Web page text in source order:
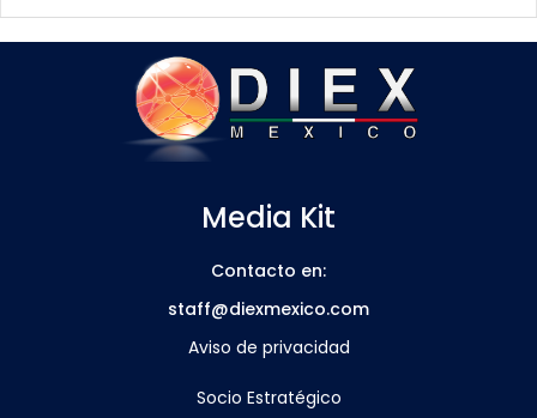
Media Kit
Contacto en:
staff@diexmexico.com
Aviso de privacidad
Socio Estratégico